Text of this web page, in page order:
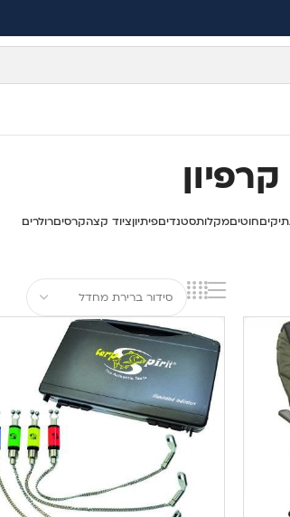
קרפיון
חוטיםמקלותסטנדיםפיתיוןציוד קצהקרסיםרולרים